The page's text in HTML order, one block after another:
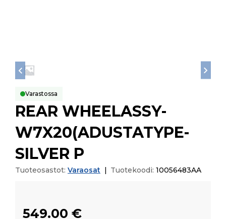
Varastossa
REAR WHEELASSY-
W7X20(ADUSTATYPE-
SILVER P
Tuoteosastot: Varaosat Tuotekoodi: 10056483AA
549.00 €